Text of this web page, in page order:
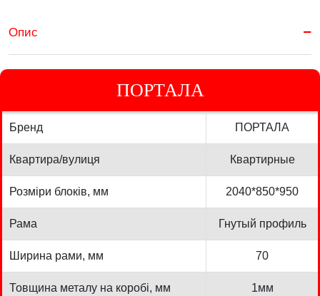
Опис
ПОРТАЛА
Бренд ПОРТАЛА
Квартира/вулиця Квартирные
Розміри блоків, мм 2040*850*950
Рама Гнутый профиль
Ширина рами, мм 70
Товщина металу на коробі, мм 1мм